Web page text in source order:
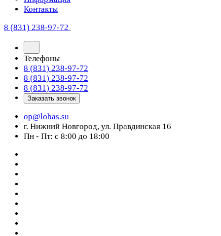
Контакты
8 (831) 238-97-72
Телефоны
8 (831) 238-97-72
8 (831) 238-97-72
8 (831) 238-97-72
Заказать звонок
op@lobas.su
г. Нижний Новгород, ул. Правдинская 16
Пн - Пт: с 8:00 до 18:00